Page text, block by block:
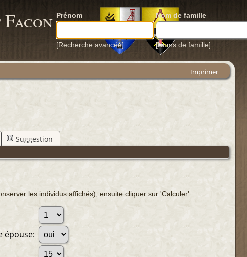
Prénom Nom de famille
[Recherche avancée] [Noms de famille]
Imprimer
Suggestion
les individus affichés), ensuite cliquer sur 'Calculer'.
épouse: